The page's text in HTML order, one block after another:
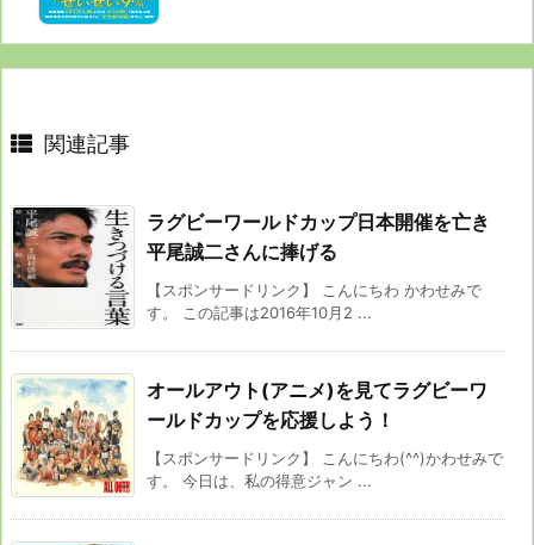
関連記事
ラグビーワールドカップ日本開催を亡き
平尾誠二さんに捧げる
【スポンサードリンク】 こんにちわ かわせみで
す。 この記事は2016年10月2 ...
オールアウト(アニメ)を見てラグビーワ
ールドカップを応援しよう！
【スポンサードリンク】 こんにちわ(^^)かわせみで
す。 今日は、私の得意ジャン ...